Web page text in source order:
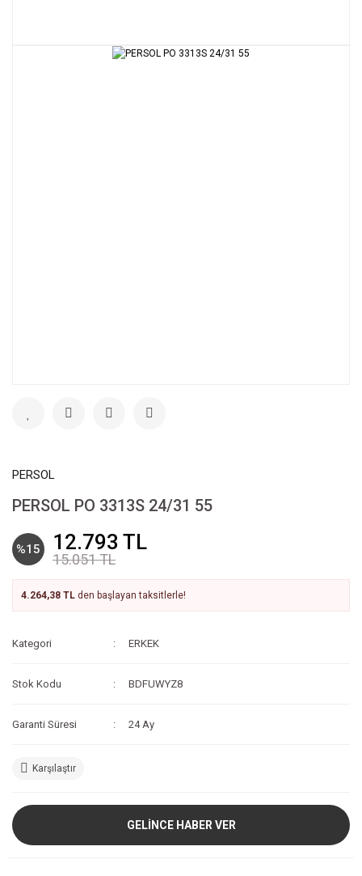
PERSOL
PERSOL PO 3313S 24/31 55
%15 12.793 TL
15.051 TL
4.264,38 TL den başlayan taksitlerle!
Kategori ERKEK
Stok Kodu BDFUWYZ8
Garanti Süresi 24 Ay
Karşılaştır
GELİNCE HABER VER